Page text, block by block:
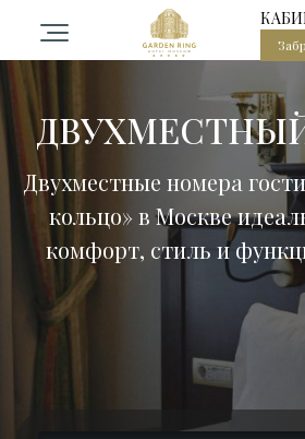
центр в центре
Садовое кольцо
Двухместные номера
кольцо» в Москве
комфорт, стиль и